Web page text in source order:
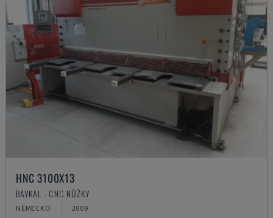
HNC 3100X13
BAYKAL - CNC NŮŽKY
NĚMECKO 2009